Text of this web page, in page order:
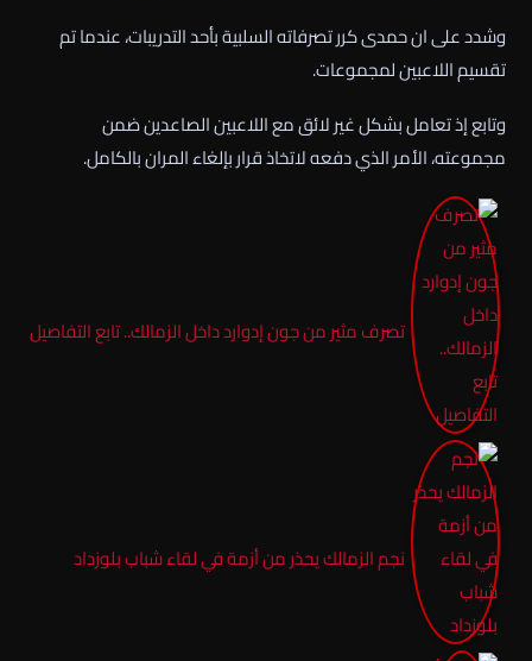
وشدد على ان حمدى كرر تصرفاته السلبية بأحد التدريبات، عندما تم
تقسيم اللاعبين لمجموعات.
وتابع إذ تعامل بشكل غير لائق مع اللاعبين الصاعدين ضمن
مجموعته، الأمر الذي دفعه لاتخاذ قرار بإلغاء المران بالكامل.
تصرف مثير من جون إدوارد داخل الزمالك.. تابع التفاصيل
نجم الزمالك يحذر من أزمة في لقاء شباب بلوزداد